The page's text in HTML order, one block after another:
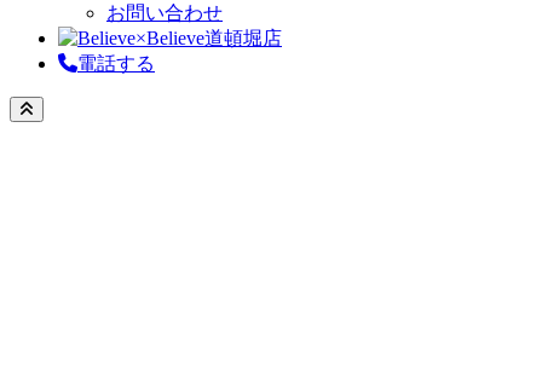
お問い合わせ
電話する